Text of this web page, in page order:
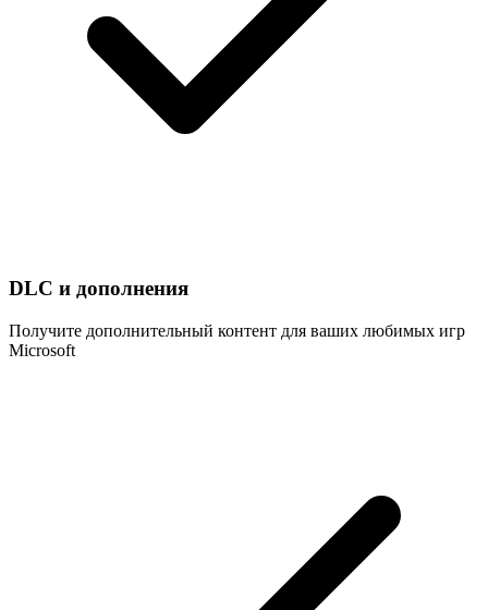
DLC и дополнения
Получите дополнительный контент для ваших любимых игр
Microsoft